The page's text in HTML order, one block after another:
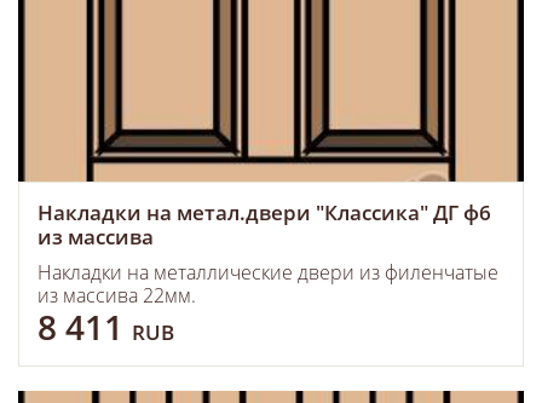
Накладки на метал.двери "Классика" ДГ ф6
из массива
Накладки на металлические двери из филенчатые
из массива 22мм.
8 411 RUB